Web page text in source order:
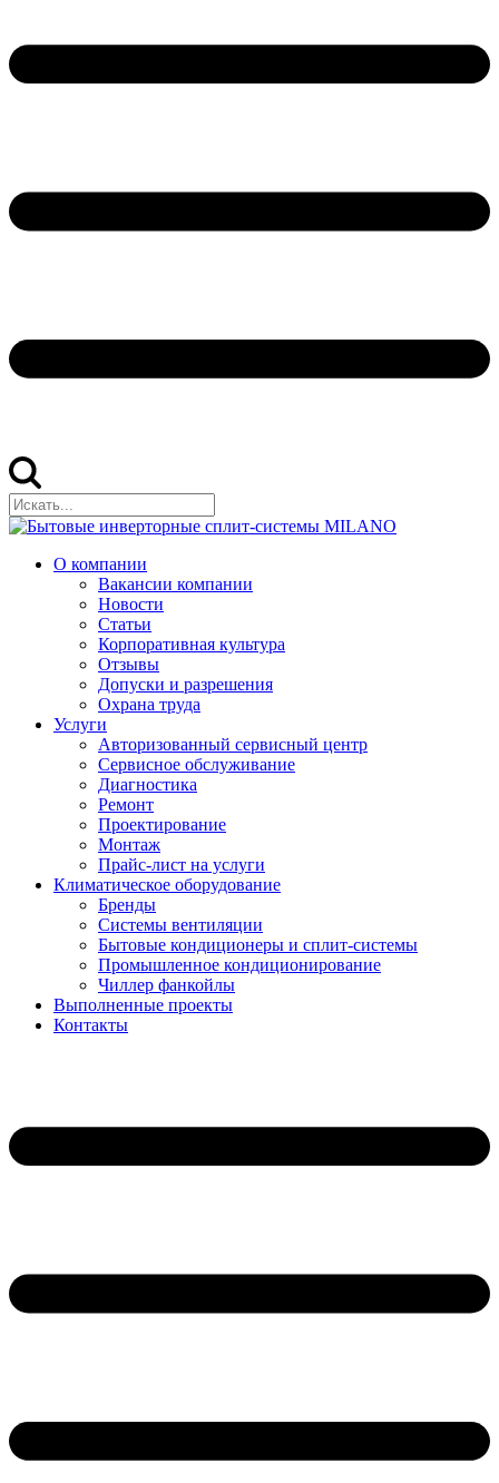
О компании
Вакансии компании
Новости
Статьи
Корпоративная культура
Отзывы
Допуски и разрешения
Охрана труда
Услуги
Авторизованный сервисный центр
Сервисное обслуживание
Диагностика
Ремонт
Проектирование
Монтаж
Прайс-лист на услуги
Климатическое оборудование
Бренды
Системы вентиляции
Бытовые кондиционеры и сплит-системы
Промышленное кондиционирование
Чиллер фанкойлы
Выполненные проекты
Контакты